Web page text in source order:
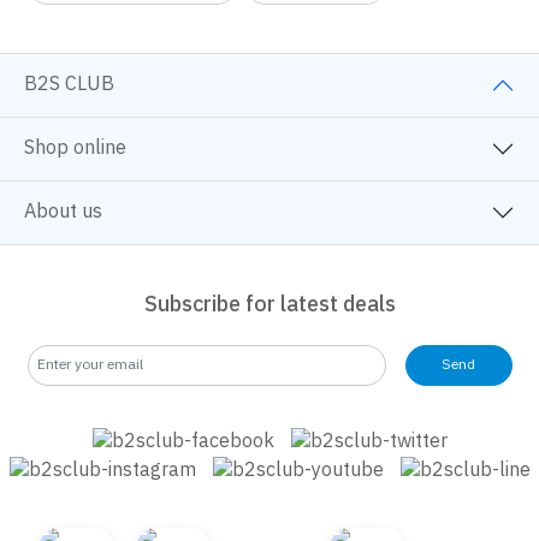
B2S CLUB
Shop online
About us
Subscribe for latest deals
Send